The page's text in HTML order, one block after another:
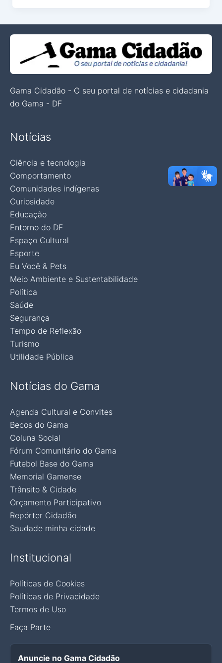
Gama Cidadão - O seu portal de notícias e cidadania
do Gama - DF
Notícias
Ciência e tecnologia
Comportamento
Comunidades indígenas
Curiosidade
Educação
Entorno do DF
Espaço Cultural
Esporte
Eu Você & Pets
Meio Ambiente e Sustentabilidade
Política
Saúde
Segurança
Tempo de Reflexão
Turismo
Utilidade Pública
Notícias do Gama
Agenda Cultural e Convites
Becos do Gama
Coluna Social
Fórum Comunitário do Gama
Futebol Base do Gama
Memorial Gamense
Trânsito & Cidade
Orçamento Participativo
Repórter Cidadão
Saudade minha cidade
Institucional
Políticas de Cookies
Políticas de Privacidade
Termos de Uso
Faça Parte
Anuncie no Gama Cidadão